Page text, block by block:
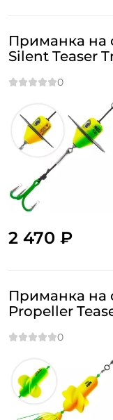
Приманка на
Silent Teaser
2 470 ₽
Приманка на
Propeller